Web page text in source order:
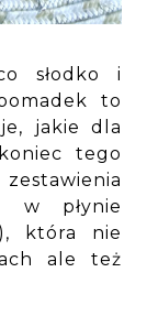
słodko i
to
jakie dla
tego
w płynie
która nie
ale też